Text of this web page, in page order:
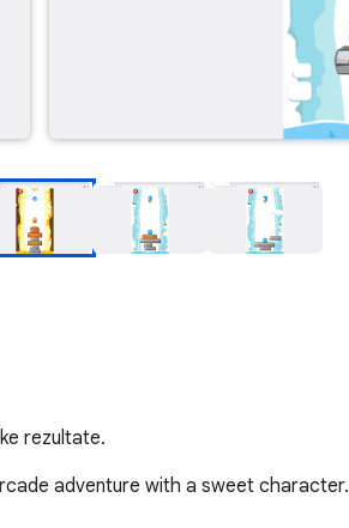
rezultate.
adventure with a sweet character.